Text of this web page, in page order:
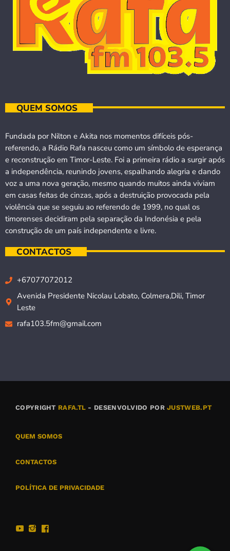
QUEM SOMOS
Fundada por Nilton e Akita nos momentos difíceis pós-
referendo, a Rádio Rafa nasceu como um símbolo de esperança
e reconstrução em Timor-Leste. Foi a primeira rádio a surgir após
a independência, reunindo jovens, espalhando alegria e dando
voz a uma nova geração, mesmo quando muitos ainda viviam
em casas feitas de cinzas, após a destruição provocada pela
violência que se seguiu ao referendo de 1999, no qual os
timorenses decidiram pela separação da Indonésia e pela
construção de um país independente e livre.
CONTACTOS
+67077072012
Avenida Presidente Nicolau Lobato, Colmera,Dili, Timor
Leste
rafa103.5fm@gmail.com
COPYRIGHT RAFA.TL - DESENVOLVIDO PORJUSTWEB.PT
QUEM SOMOS
CONTACTOS
POLÍTICA DE PRIVACIDADE